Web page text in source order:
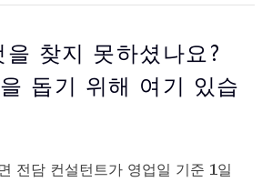
찾지 못하셨나요?
돕기 위해 여기 있습
전담 컨설턴트가 영업일 기준 1일